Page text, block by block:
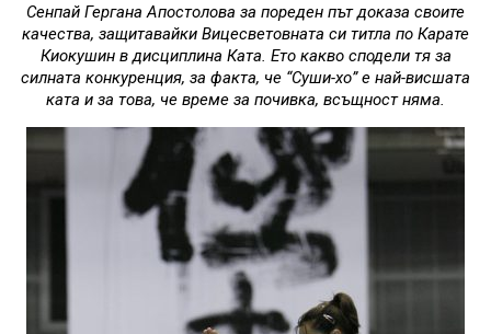
Сенпай Гергана Апостолова за пореден път доказа своите
качества, защитавайки Вицесветовната си титла по Карате
Киокушин в дисциплина Ката. Ето какво сподели тя за
силната конкуренция, за факта, че “Суши-хо” е най-висшата
ката и за това, че време за почивка, всъщност няма.